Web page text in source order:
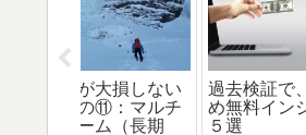
順張りと逆張りトレード
比較、おすすめは？（今
日から使える手法有）